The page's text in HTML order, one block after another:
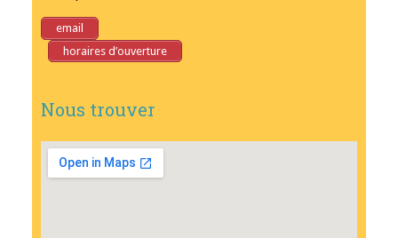
email
horaires d’ouverture
Nous trouver